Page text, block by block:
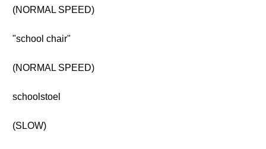
(NORMAL SPEED)
"school chair"
(NORMAL SPEED)
schoolstoel
(SLOW)